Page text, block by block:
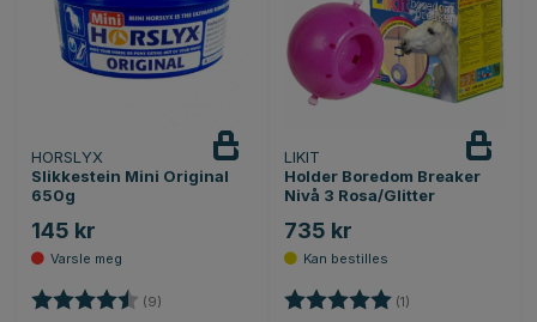
HORSLYX
Slikkestein Mini Original
650g
145 kr
Karakter: (9)
LIKIT
Holder Boredom Breaker
Nivå 3 Rosa/Glitter
735 kr
Karakter: (1)